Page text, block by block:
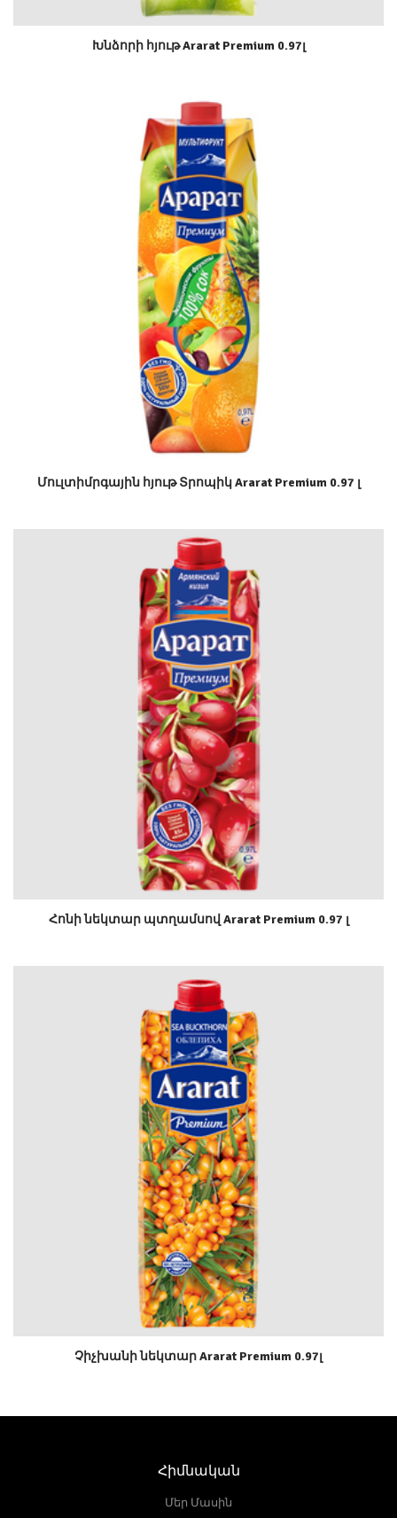
Խնձորի հյութ Ararat Premium 0.97լ
Մուլտիմրգային հյութ Տրոպիկ Ararat Premium 0.97 լ
Հոնի նեկտար պտղամսով Ararat Premium 0.97 լ
Չիչխանի նեկտար Ararat Premium 0.97լ
Հիմնական
Մեր Մասին